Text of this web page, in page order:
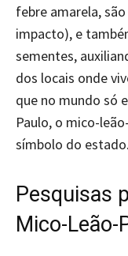
febre amarela,
impacto), e
sementes,
dos locais onde
que no mundo só
Paulo, o mico-
símbolo do estado.
Pesquisas
Mico-Leão-